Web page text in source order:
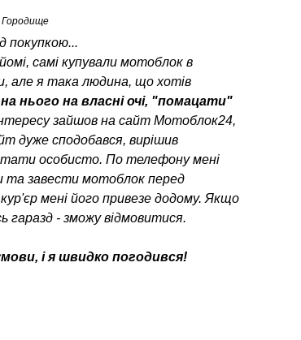
покупкою...
самі купували мотоблок в
але я така людина, що хотів
нього на власні очі, "помацати"
зайшов на сайт Мотоблок24,
дуже сподобався, вирішив
особисто. По телефону мені
та завести мотоблок перед
мені його привезе додому. Якщо
гаразд - зможу відмовитися.
і я швидко погодився!
Городище